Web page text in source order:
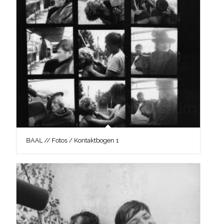
BAAL // Fotos / Kontaktbogen 1